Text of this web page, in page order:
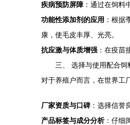
疾病预防屏障 ：通过在饲
功能性添加剂的应用 ：根据
康，使毛皮丰厚、光亮。
抗应激与体质增强 ：在疫苗
三、 选择与使用配合饲
对于养殖户而言，在世界工
厂家资质与口碑 ：选择信誉
产品标签与成分分析：仔细